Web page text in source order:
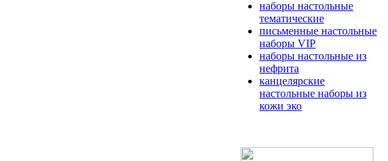
наборы настольные
тематические
письменные настольные
наборы VIP
наборы настольные из
нефрита
канцелярские
настольные наборы из
кожи эко